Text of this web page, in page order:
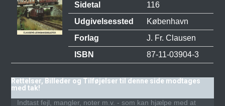
Sidetal
116
Udgivelsessted
København
Forlag
J. Fr. Clausen
ISBN
87-11-03904-3
Rettelser, Billeder og Tilføjelser til denne side modtages
med tak!